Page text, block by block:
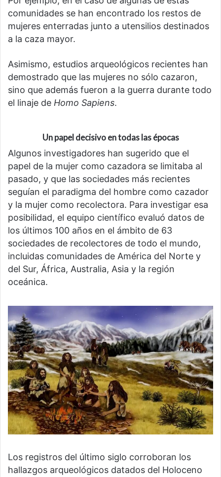
comunidades se han encontrado los restos de
mujeres enterradas junto a utensilios destinados
a la caza mayor.
Asimismo, estudios arqueológicos recientes han
demostrado que las mujeres no sólo cazaron,
sino que además fueron a la guerra durante todo
el linaje de Homo Sapiens.
Un papel decisivo en todas las épocas
Algunos investigadores han sugerido que el
papel de la mujer como cazadora se limitaba al
pasado, y que las sociedades más recientes
seguían el paradigma del hombre como cazador
y la mujer como recolectora. Para investigar esa
posibilidad, el equipo científico evaluó datos de
los últimos 100 años en el ámbito de 63
sociedades de recolectores de todo el mundo,
incluidas comunidades de América del Norte y
del Sur, África, Australia, Asia y la región
oceánica.
Los registros del último siglo corroboran los
hallazgos arqueológicos datados del Holoceno